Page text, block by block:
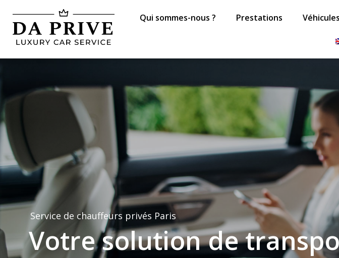
Qui sommes-nous ? Prestations Véhicules
Service de chauffeurs privés Paris
Votre solution de